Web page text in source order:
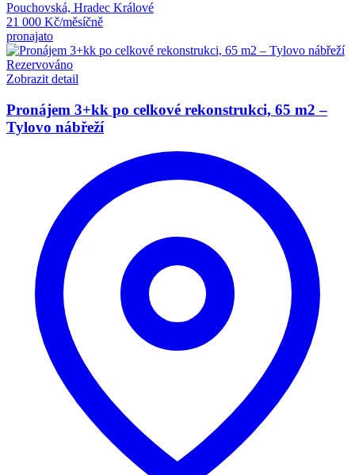
Pouchovská, Hradec Králové
21 000 Kč/měsíčně
pronajato
Rezervováno
Zobrazit detail
Pronájem 3+kk po celkové rekonstrukci, 65 m2 –
Tylovo nábřeží